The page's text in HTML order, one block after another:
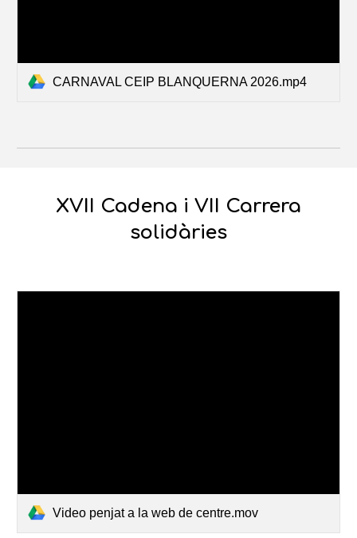
CARNAVAL CEIP BLANQUERNA 2026.mp4
XVII Cadena i VII Carrera
solidàries
Video penjat a la web de centre.mov